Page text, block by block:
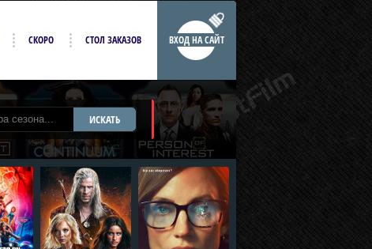
ВХОД НА САЙТ
СКОРО СТОЛ ЗАКАЗОВ
ИСКАТЬ